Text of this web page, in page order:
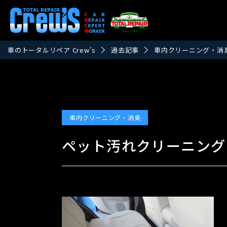
車のトータルリペア Crew's 過去記事 車内クリーニング・消
車内クリーニング・消臭
ペット汚れクリーニング